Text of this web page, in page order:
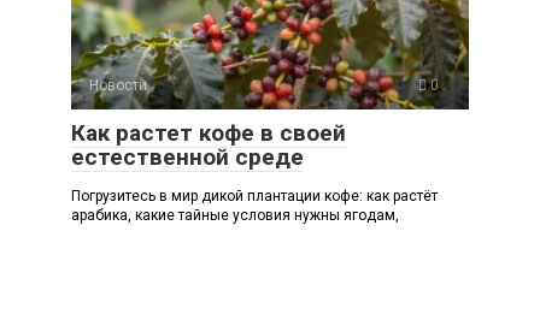
Новости 0
Как растет кофе в своей
естественной среде
Погрузитесь в мир дикой плантации кофе: как растёт
арабика, какие тайные условия нужны ягодам,